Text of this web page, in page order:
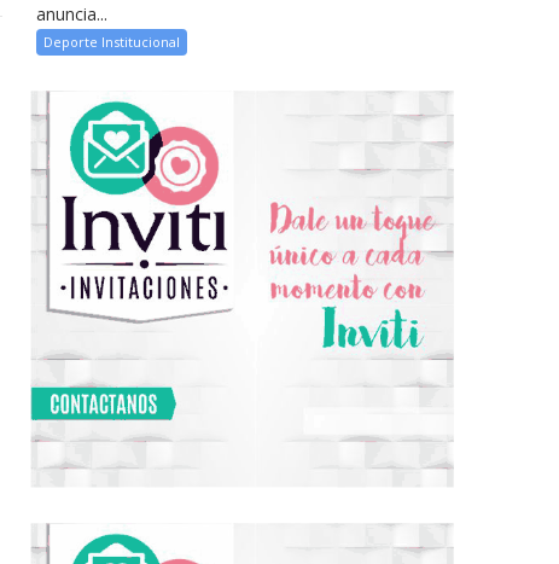
anuncia...
Deporte Institucional